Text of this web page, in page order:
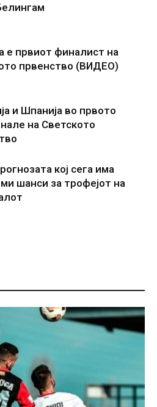
е првиот финалист на
првенство (ВИДЕО)
и Шпанија во првото
на Светското
кој сега има
шанси за трофејот на